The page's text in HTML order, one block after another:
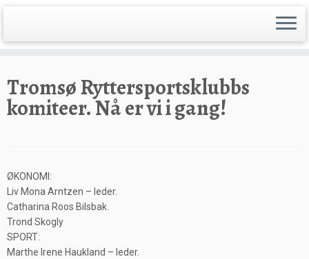
to
content
Tromsø Ryttersportsklubbs
komiteer. Nå er vi i gang!
ØKONOMI:
Liv Mona Arntzen – leder.
Catharina Roos Bilsbak.
Trond Skogly
SPORT:
Marthe Irene Haukland – leder.